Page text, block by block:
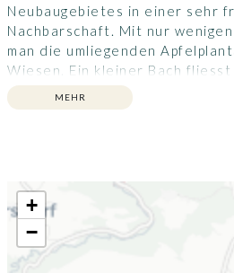
Neubaugebietes in einer sehr
Nachbarschaft. Mit nur
man die umliegenden
Wiesen. Ein kleiner Bach
vorbei.MEHR
+
−